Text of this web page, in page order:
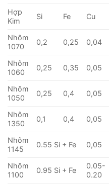
Hợp
Kim
Si Fe Cu
Nhôm
1070
0,2 0,25 0,04
Nhôm
1060
0,25 0,35 0,05
Nhôm
1050
0,25 0,4 0,05
Nhôm
1350
0,1 0,4 0,05
Nhôm
1145
0.55 Si + Fe 0,05
Nhôm
1100
0.95 Si + Fe
0.05-
0.20